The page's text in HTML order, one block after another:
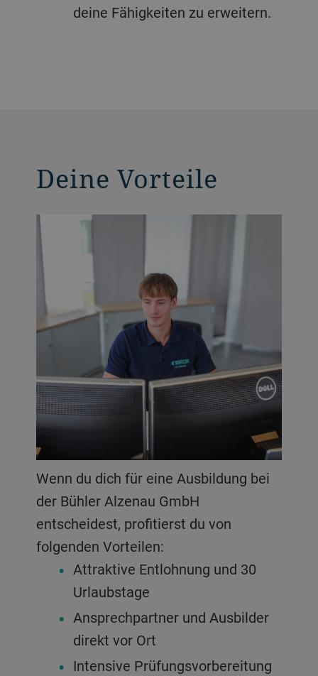
deine Fähigkeiten zu erweitern.
Deine Vorteile
Wenn du dich für eine Ausbildung bei
der Bühler Alzenau GmbH
entscheidest, profitierst du von
folgenden Vorteilen:
Attraktive Entlohnung und 30
Urlaubstage
Ansprechpartner und Ausbilder
direkt vor Ort
Intensive Prüfungsvorbereitung